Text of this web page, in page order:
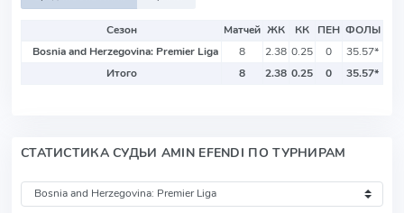
Сезон Матчей ЖК КК ПЕН ФОЛЫ
Bosnia and Herzegovina: Premier Liga
8 2.38 0.25 0 35.57*
Итого
8 2.38 0.25 0 35.57*
СТАТИСТИКА СУДЬИ AMIN EFENDI ПО ТУРНИРАМ